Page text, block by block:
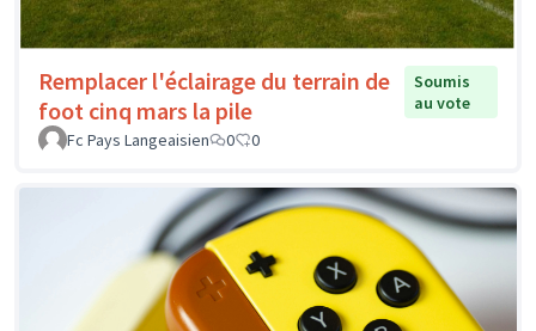
Remplacer l'éclairage du terrain de
foot cinq mars la pile
Soumis
au vote
Fc Pays Langeaisien
0 0